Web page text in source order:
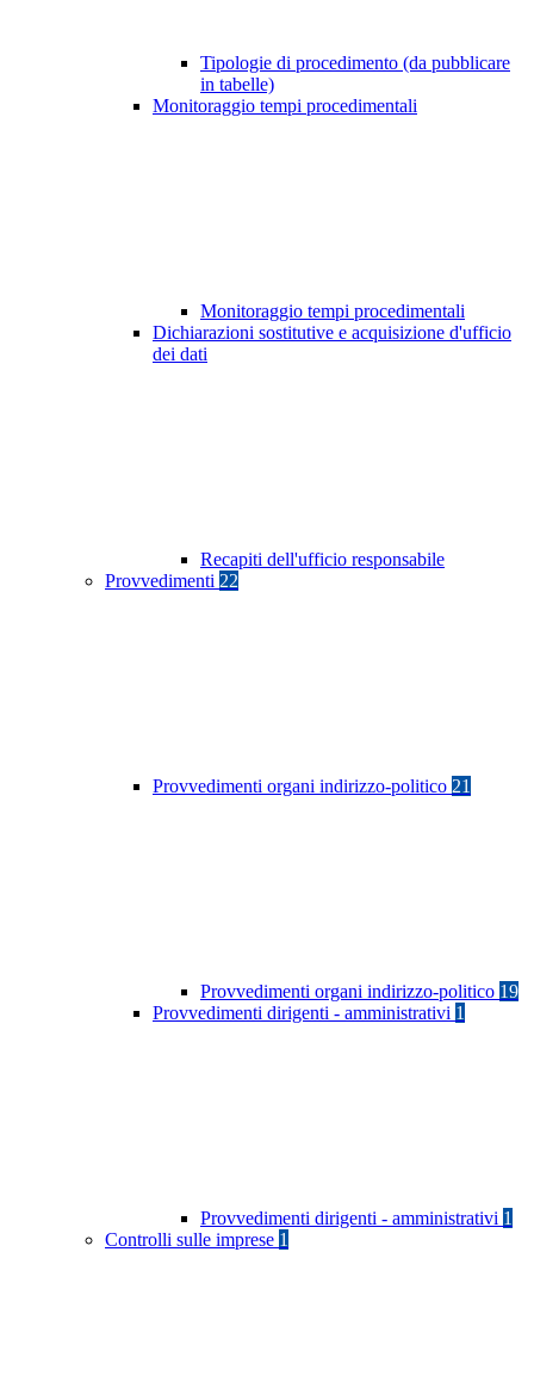
Tipologie di procedimento (da pubblicare
in tabelle)
Monitoraggio tempi procedimentali
Monitoraggio tempi procedimentali
Dichiarazioni sostitutive e acquisizione d'ufficio
dei dati
Recapiti dell'ufficio responsabile
Provvedimenti 22
Provvedimenti organi indirizzo-politico 21
Provvedimenti organi indirizzo-politico 19
Provvedimenti dirigenti - amministrativi 1
Provvedimenti dirigenti - amministrativi 1
Controlli sulle imprese 1